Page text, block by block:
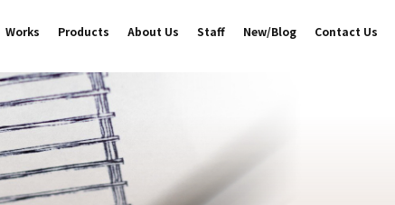
Works Products About Us Staff New/Blog Contact Us